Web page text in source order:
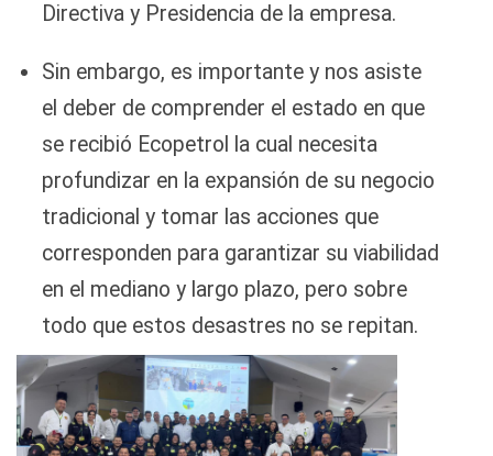
Directiva y Presidencia de la empresa.
Sin embargo, es importante y nos asiste
el deber de comprender el estado en que
se recibió Ecopetrol la cual necesita
profundizar en la expansión de su negocio
tradicional y tomar las acciones que
corresponden para garantizar su viabilidad
en el mediano y largo plazo, pero sobre
todo que estos desastres no se repitan.